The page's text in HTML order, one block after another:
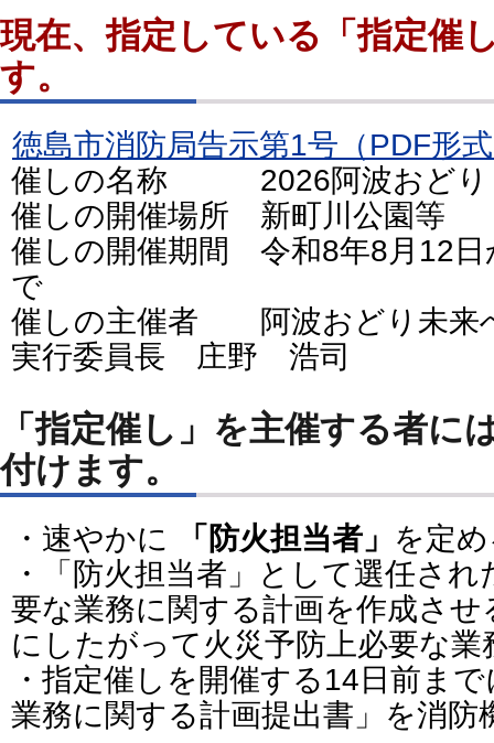
現在、指定している「指定催
す。
徳島市消防局告示第1号（PDF形
催しの名称 2026阿波おどり
催しの開催場所 新町川公園等
催しの開催期間 令和8年8月12日
で
催しの主催者 阿波おどり未来
実行委員長 庄野 浩司
「指定催し」を主催する者に
付けます。
・速やかに 「防火担当者」 を定
・「防火担当者」として選任さ
要な業務に関する計画を作成さ
にしたがって火災予防上必要な
・指定催しを開催する14日前ま
業務に関する計画提出書」を消防